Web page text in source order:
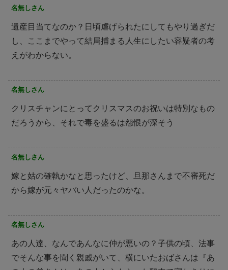
名無しさん
遺産目当てなのか？日頃虐げられたにしてもやり過ぎだ
し、ここまでやって結局捕まる人生にしたい容疑者の考
えがわからない。
名無しさん
クリスチャンにとってクリスマスのお祝いは特別なもの
だろうから、それで毒を盛るは怨恨が深そう
名無しさん
嫁と姑の確執かなと思ったけど、旦那さんまで不審死だ
から嫁が元々ヤバい人だったのかな。
名無しさん
あの人達、なんであんなに仲が悪いの？子供の頃、法事
でそんな事を聞く親戚がいて、横にいたおばさんは『あ